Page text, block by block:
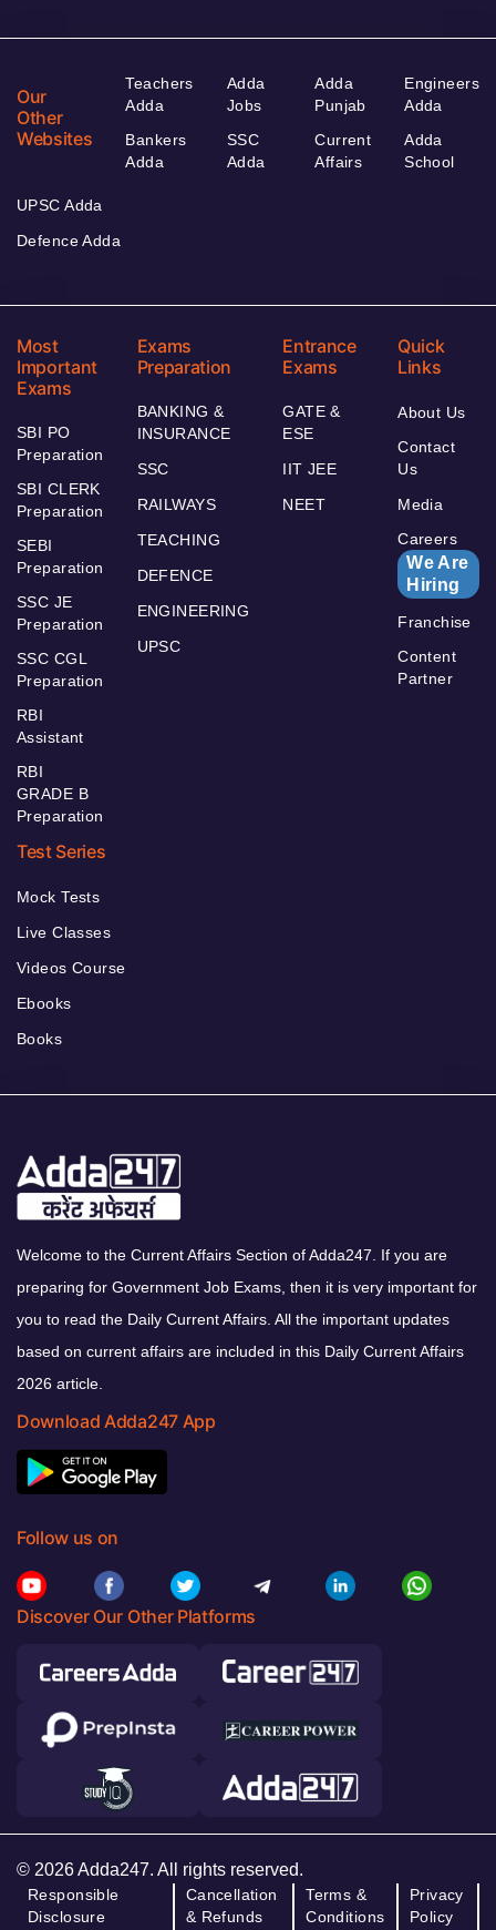
Our
Other
Websites
Teachers
Adda
Bankers
Adda
Adda
Jobs
SSC
Adda
Adda
Punjab
Current
Affairs
Engineers
Adda
Adda
School
UPSC Adda
Defence Adda
Most
Important
Exams
SBI PO
Preparation
SBI CLERK
Preparation
SEBI
Preparation
SSC JE
Preparation
SSC CGL
Preparation
RBI
Assistant
RBI
GRADE B
Preparation
Exams
Preparation
BANKING &
INSURANCE
SSC
RAILWAYS
TEACHING
DEFENCE
ENGINEERING
UPSC
Entrance
Exams
GATE &
ESE
IIT JEE
NEET
Quick
Links
About Us
Contact
Us
Media
Careers
We Are
Hiring
Franchise
Content
Partner
Test Series
Mock Tests
Live Classes
Videos Course
Ebooks
Books
Welcome to the Current Affairs Section of Adda247. If you are
preparing for Government Job Exams, then it is very important for
you to read the Daily Current Affairs. All the important updates
based on current affairs are included in this Daily Current Affairs
2026 article.
Download Adda247 App
Follow us on
Discover Our Other Platforms
© 2026 Adda247. All rights reserved.
Responsible
Disclosure
Cancellation
& Refunds
Terms &
Conditions
Privacy
Policy